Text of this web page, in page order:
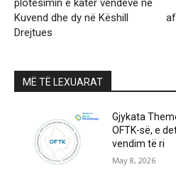
Kuvend dhe dy në Këshill
Drejtues
MË TË LEXUARAT
Gjykata
OFTK-së, e
vendim të ri
May 8, 2026